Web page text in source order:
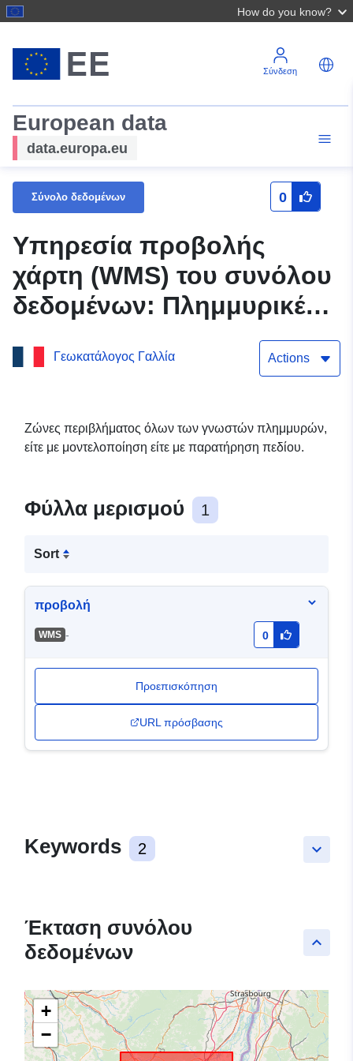
How do you know?
Σύνδεση
European data
data.europa.eu
Σύνολο δεδομένων 0
Υπηρεσία προβολής
χάρτη (WMS) του συνόλου
δεδομένων: Πλημμυρικές
περιοχές εκτός των ζωνών
ρύθμισης του PPRI στον
Γεωκατάλογος Γαλλία Actions
Ζώνες περιβλήματος όλων των γνωστών πλημμυρών,
είτε με μοντελοποίηση είτε με παρατήρηση πεδίου.
Φύλλα μερισμού 1
Sort
προβολή
WMS - 0
Προεπισκόπηση
URL πρόσβασης
keyboard_arrow_down
Keywords 2
keyboard_arrow_up
Έκταση συνόλου
δεδομένων
+
−